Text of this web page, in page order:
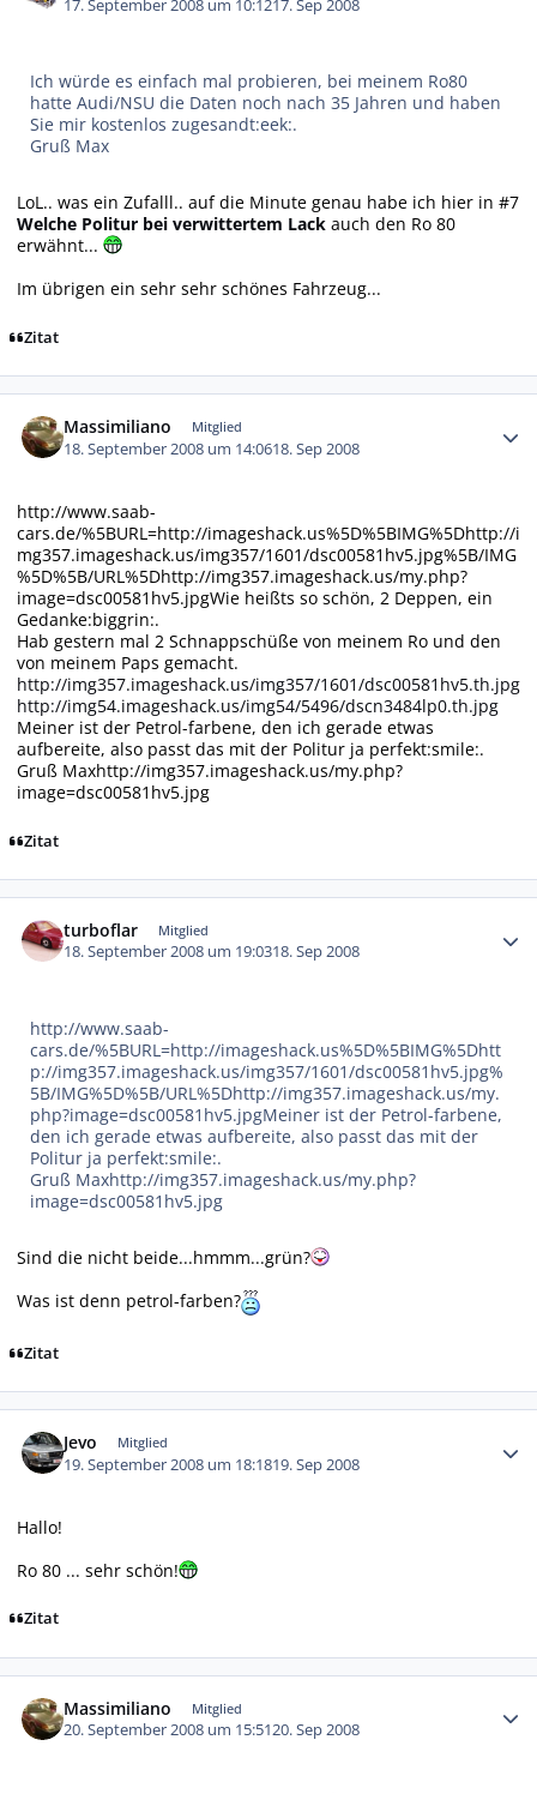
17. September 2008 um 10:1217. Sep 2008
Ich würde es einfach mal probieren, bei meinem Ro80
hatte Audi/NSU die Daten noch nach 35 Jahren und haben
Sie mir kostenlos zugesandt:eek:.
Gruß Max
LoL.. was ein Zufalll.. auf die Minute genau habe ich hier in #7
Welche Politur bei verwittertem Lack auch den Ro 80
erwähnt...
Im übrigen ein sehr sehr schönes Fahrzeug...
Zitat
Massimiliano Mitglied
18. September 2008 um 14:0618. Sep 2008
http://www.saab-
cars.de/%5BURL=http://imageshack.us%5D%5BIMG%5Dhttp://i
mg357.imageshack.us/img357/1601/dsc00581hv5.jpg%5B/IMG
%5D%5B/URL%5Dhttp://img357.imageshack.us/my.php?
image=dsc00581hv5.jpgWie heißts so schön, 2 Deppen, ein
Gedanke:biggrin:.
Hab gestern mal 2 Schnappschüße von meinem Ro und den
von meinem Paps gemacht.
http://img357.imageshack.us/img357/1601/dsc00581hv5.th.jpg
http://img54.imageshack.us/img54/5496/dscn3484lp0.th.jpg
Meiner ist der Petrol-farbene, den ich gerade etwas
aufbereite, also passt das mit der Politur ja perfekt:smile:.
Gruß Maxhttp://img357.imageshack.us/my.php?
image=dsc00581hv5.jpg
Zitat
turboflar Mitglied
18. September 2008 um 19:0318. Sep 2008
http://www.saab-
cars.de/%5BURL=http://imageshack.us%5D%5BIMG%5Dhtt
p://img357.imageshack.us/img357/1601/dsc00581hv5.jpg%
5B/IMG%5D%5B/URL%5Dhttp://img357.imageshack.us/my.
php?image=dsc00581hv5.jpgMeiner ist der Petrol-farbene,
den ich gerade etwas aufbereite, also passt das mit der
Politur ja perfekt:smile:.
Gruß Maxhttp://img357.imageshack.us/my.php?
image=dsc00581hv5.jpg
Sind die nicht beide...hmmm...grün?
Was ist denn petrol-farben?
Zitat
Jevo Mitglied
19. September 2008 um 18:1819. Sep 2008
Hallo!
Ro 80 ... sehr schön!
Zitat
Massimiliano Mitglied
20. September 2008 um 15:5120. Sep 2008